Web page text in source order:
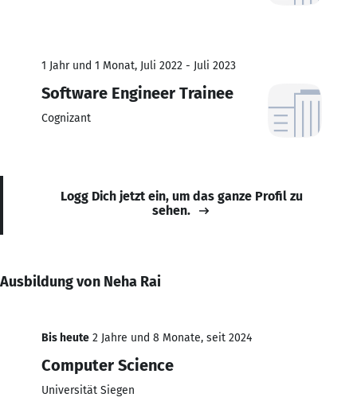
1 Jahr und 1 Monat, Juli 2022 - Juli 2023
Software Engineer Trainee
Cognizant
Logg Dich jetzt ein, um das ganze Profil zu
sehen.
Ausbildung von Neha Rai
Bis heute 2 Jahre und 8 Monate, seit 2024
Computer Science
Universität Siegen